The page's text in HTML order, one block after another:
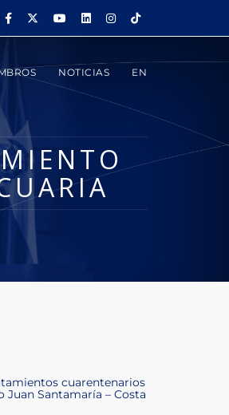
NOTICIAS EN
cuarentenarios
Juan Santamaría – Costa